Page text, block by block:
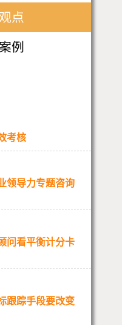
点
例
考核
领导力专题咨询
问看平衡计分卡
跟踪手段要改变